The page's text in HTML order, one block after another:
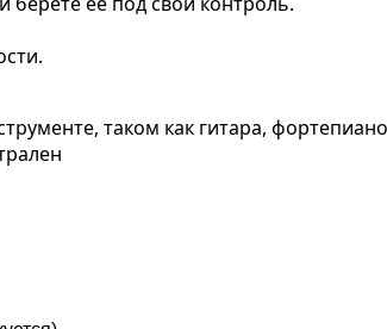
таком как гитара,